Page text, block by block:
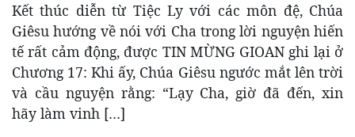
Kết thúc diễn từ Tiệc Ly với các môn đệ, Chúa
Giêsu hướng về nói với Cha trong lời nguyện hiến
tế rất cảm động, được TIN MỪNG GIOAN ghi lại ở
Chương 17: Khi ấy, Chúa Giêsu ngước mắt lên trời
và cầu nguyện rằng: “Lạy Cha, giờ đã đến, xin
hãy làm vinh […]